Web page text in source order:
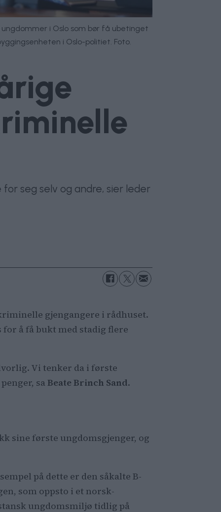
i Oslo som bør få ubetinget
i Oslo-politiet. Foto.
seg selv og andre, sier leder
gjengangere i rådhuset.
å få bukt med stadig flere
Vi tenker da i første
saBeate Brinch Sand.
sine første ungdomsgjenger, og
på dette er den såkalte B-
som oppsto i et norsk-
ungdomsmiljø tidlig på